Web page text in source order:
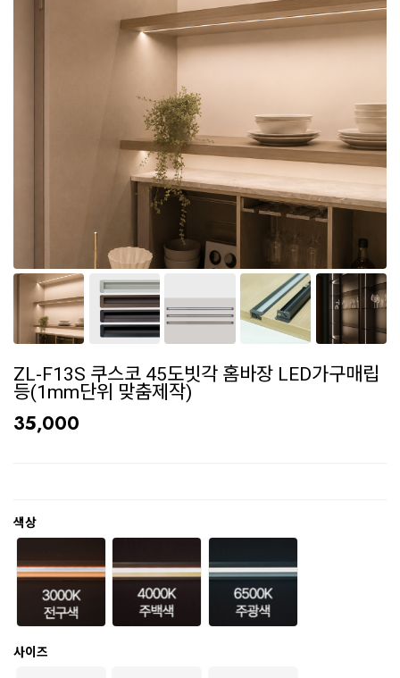
ZL-F13S 쿠스코 45도빗각 홈바장 LED가구매립
등(1mm단위 맞춤제작)
35,000
색상
사이즈